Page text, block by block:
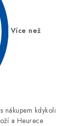
Více než
nákupem kdykoli
a Heurece